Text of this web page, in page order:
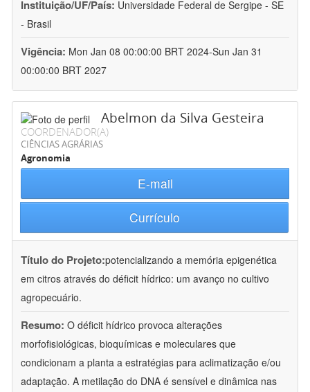
Instituição/UF/País: Universidade Federal de Sergipe - SE
- Brasil
Vigência: Mon Jan 08 00:00:00 BRT 2024-Sun Jan 31
00:00:00 BRT 2027
Abelmon da Silva Gesteira
COORDENADOR(A)
CIÊNCIAS AGRÁRIAS
Agronomia
E-mail
Currículo
Título do Projeto:potencializando a memória epigenética
em citros através do déficit hídrico: um avanço no cultivo
agropecuário.
Resumo: O déficit hídrico provoca alterações
morfofisiológicas, bioquímicas e moleculares que
condicionam a planta a estratégias para aclimatização e/ou
adaptação. A metilação do DNA é sensível e dinâmica nas